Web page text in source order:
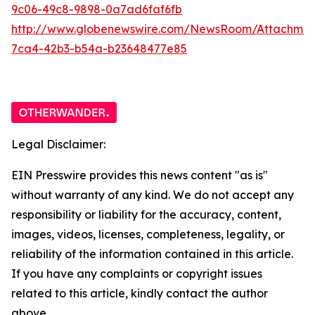
9c06-49c8-9898-0a7ad6faf6fb
http://www.globenewswire.com/NewsRoom/
7ca4-42b3-b54a-b23648477e85
Legal Disclaimer:
EIN Presswire provides this news content "as is"
without warranty of any kind. We do not accept any
responsibility or liability for the accuracy, content,
images, videos, licenses, completeness, legality, or
reliability of the information contained in this article.
If you have any complaints or copyright issues
related to this article, kindly contact the author